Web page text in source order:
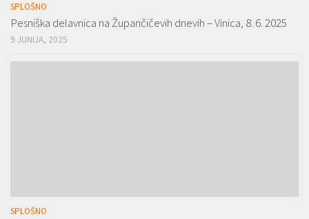
SPLOŠNO
Pesniška delavnica na Župančičevih dnevih – Vinica, 8. 6. 2025
9 JUNIJA, 2025
SPLOŠNO